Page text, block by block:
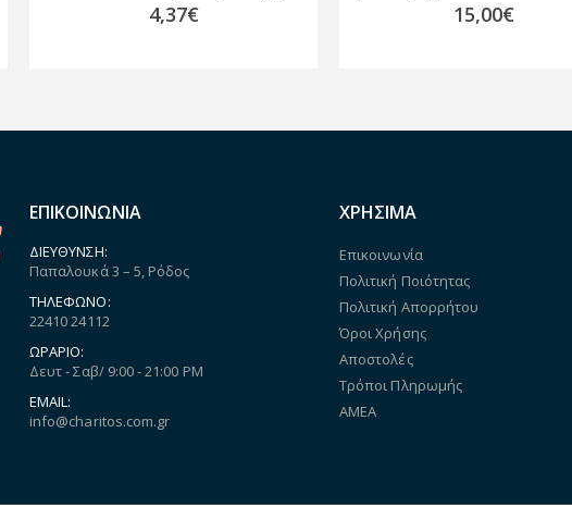
15,00€ 4,93€
ΕΠΙΚΟΙΝΩΝΙΑ
ΔΙΕΎΘΥΝΣΗ:
Παπαλουκά 3 – 5, Ρόδος
ΤΗΛΈΦΩΝΟ:
22410 24112
ΩΡΆΡΙΟ:
Δευτ - Σαβ/ 9:00 - 21:00 PM
EMAIL:
info@charitos.com.gr
ΧΡΗΣΙΜΑ
Επικοινωνία
Πολιτική Ποιότητας
Πολιτική Απορρήτου
Όροι Χρήσης
Αποστολές
Τρόποι Πληρωμής
ΑΜΕΑ